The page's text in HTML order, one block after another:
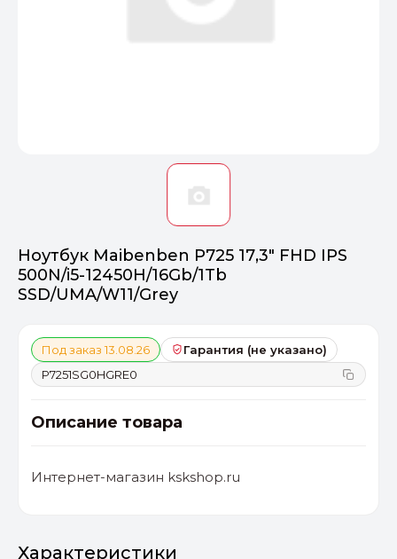
Ноутбук Maibenben P725 17,3" FHD IPS
500N/i5-12450H/16Gb/1Tb
SSD/UMA/W11/Grey
Под заказ 13.08.26
Гарантия (не указано)
P7251SG0HGRE0
Описание товара
Интернет-магазин kskshop.ru
Характеристики